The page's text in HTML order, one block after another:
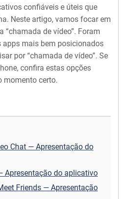
confiáveis e úteis que
Neste artigo, vamos focar em
de vídeo”. Foram
mais bem posicionados
por “chamada de vídeo”. Se
confira estas opções
momento certo.
Chat — Apresentação do
Apresentação do aplicativo
Friends — Apresentação